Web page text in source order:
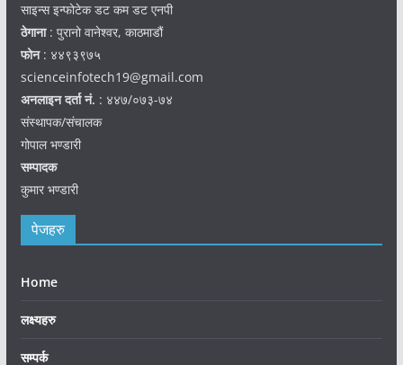
साइन्स इन्फोटेक डट कम डट एनपी
ठेगाना: पुरानो वानेश्वर, काठमाडौं
फोन: ४४९३९७५
scienceinfotech19@gmail.com
अनलाइन दर्ता नं. : ४४७/०७३-७४
संस्थापक/संचालक
गोपाल भण्डारी
सम्पादक
कुमार भण्डारी
पेजहरु
Home
लक्ष्यहरु
सम्पर्क